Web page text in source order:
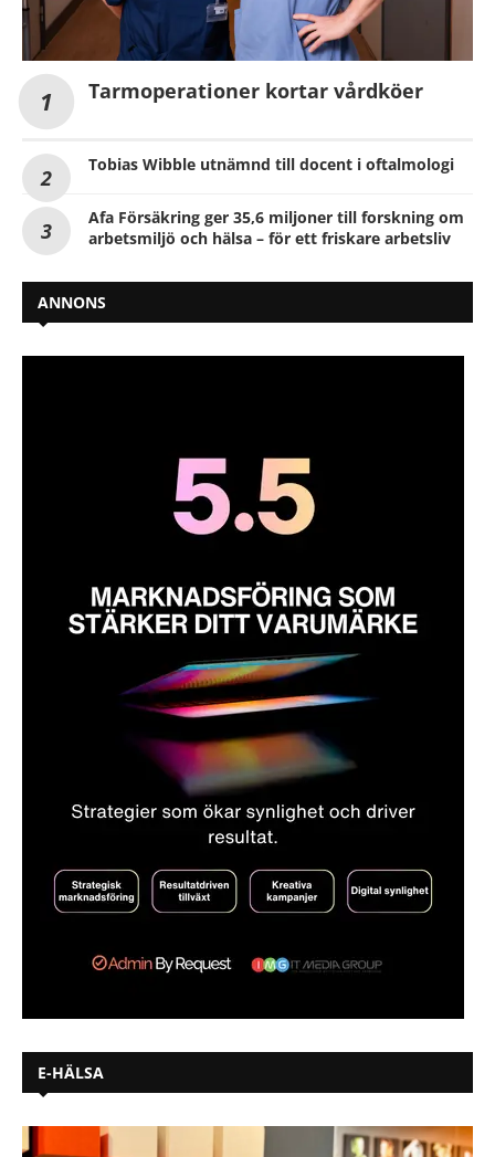
Tarmoperationer kortar vårdköer
Tobias Wibble utnämnd till docent i oftalmologi
Afa Försäkring ger 35,6 miljoner till forskning om
arbetsmiljö och hälsa – för ett friskare arbetsliv
ANNONS
E-HÄLSA